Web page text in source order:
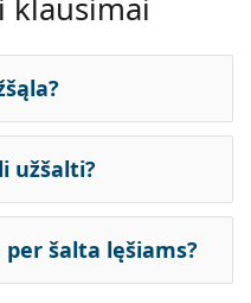
klausimai
užšalti?
šalta lęšiams?